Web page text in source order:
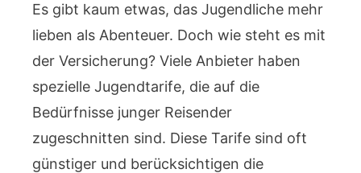
Es gibt kaum etwas, das Jugendliche mehr
lieben als Abenteuer. Doch wie steht es mit
der Versicherung? Viele Anbieter haben
spezielle Jugendtarife, die auf die
Bedürfnisse junger Reisender
zugeschnitten sind. Diese Tarife sind oft
günstiger und berücksichtigen die